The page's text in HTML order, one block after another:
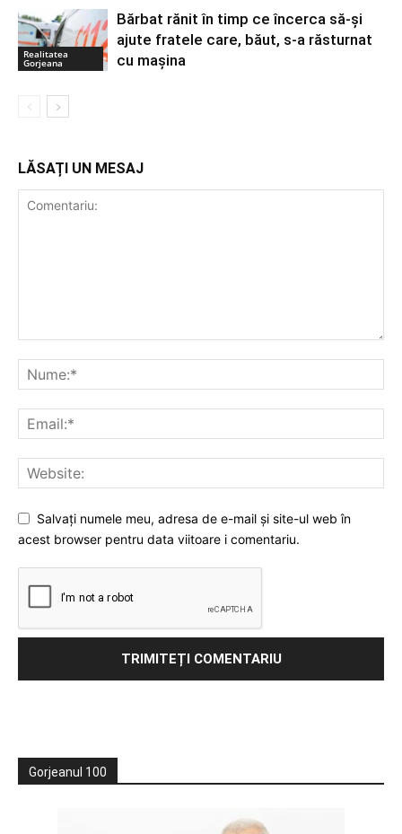
Realitatea
Gorjeana
Bărbat rănit în timp ce încerca să-și
ajute fratele care, băut, s-a răsturnat
cu mașina
LĂSAȚI UN MESAJ
Salvați numele meu, adresa de e-mail și site-ul web în
acest browser pentru data viitoare i comentariu.
Gorjeanul 100